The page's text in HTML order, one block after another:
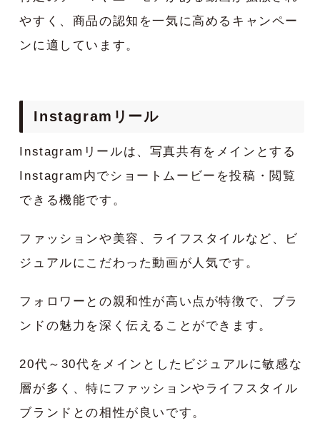
やすく、商品の認知を一気に高めるキャンペー
ンに適しています。
Instagramリール
Instagramリールは、写真共有をメインとする
Instagram内でショートムービーを投稿・閲覧
できる機能です。
ファッションや美容、ライフスタイルなど、ビ
ジュアルにこだわった動画が人気です。
フォロワーとの親和性が高い点が特徴で、ブラ
ンドの魅力を深く伝えることができます。
20代～30代をメインとしたビジュアルに敏感な
層が多く、特にファッションやライフスタイル
ブランドとの相性が良いです。